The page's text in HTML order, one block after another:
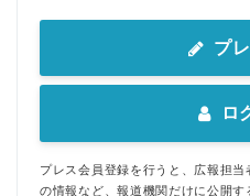
プ
ロ
プレス会員登録を行うと、広報担
の情報など、報道機関だけに公開